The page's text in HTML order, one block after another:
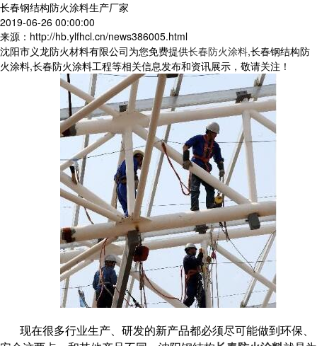
长春钢结构防火涂料生产厂家
2019-06-26 00:00:00
来源：http://hb.ylfhcl.cn/news386005.html
沈阳市义龙防火材料有限公司为您免费提供长春防火涂料,长春钢结构防
火涂料,长春防火涂料工程等相关信息发布和资讯展示，敬请关注！
现在很多行业生产、研发的新产品都必须尽可能做到环保、